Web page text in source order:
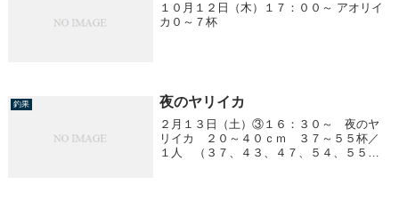
１０月１２日（木）１７：００～ アオリイ
カ０～７杯
釣果 夜のヤリイカ
２月１３日（土）③１６：３０～ 夜のヤ
リイカ ２０～４０ｃｍ ３７～５５杯／
１人 （３７、４３、４７、５４、５５杯